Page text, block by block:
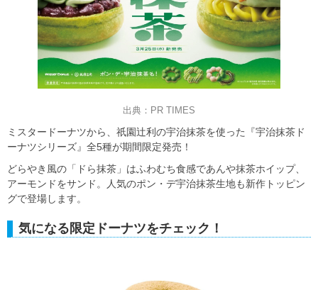
出典：PR TIMES
ミスタードーナツから、祇園辻利の宇治抹茶を使った『宇治抹茶ド
ーナツシリーズ』全5種が期間限定発売！
どらやき風の「ドら抹茶」はふわむち食感であんや抹茶ホイップ、
アーモンドをサンド。人気のポン・デ宇治抹茶生地も新作トッピン
グで登場します。
気になる限定ドーナツをチェック！